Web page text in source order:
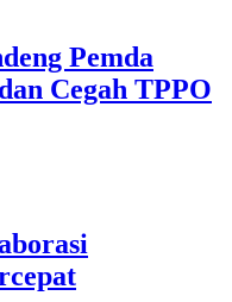
Pemda
Cegah TPPO